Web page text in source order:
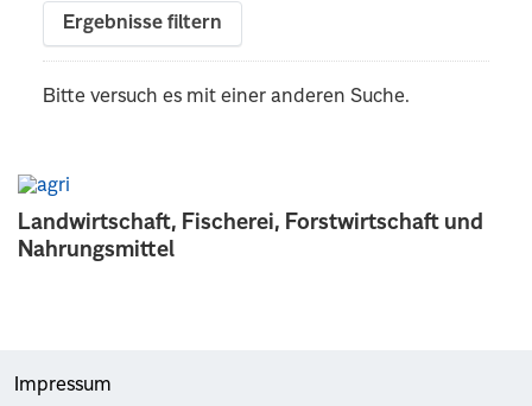
Landwirtschaft, Fischerei, Forstwirtschaft und
Nahrungsmittel
Ergebnisse filtern
Bitte versuch es mit einer anderen Suche.
Impressum